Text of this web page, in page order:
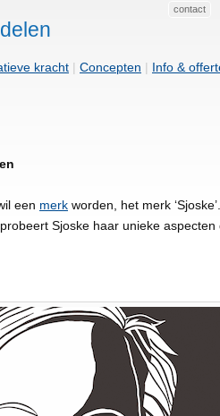
kracht Concepten Info &
een merk worden, het merk
Sjoske haar unieke aspecten
contact